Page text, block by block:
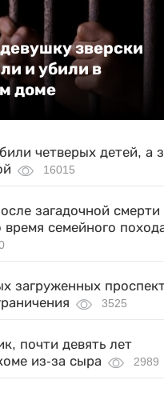
зверски
и убили в
доме
четверых детей, а
16015
загадочной смерти
время семейного
загруженных
3525
почти девять лет
из-за сыра
2989